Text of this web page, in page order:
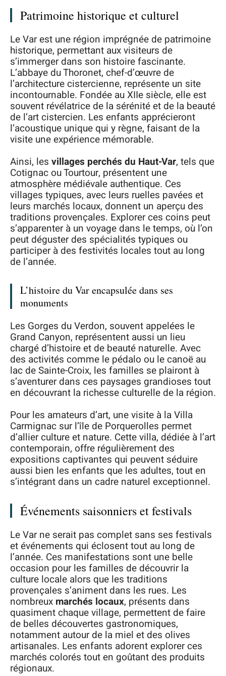
Patrimoine historique et culturel
Le Var est une région imprégnée de patrimoine
historique, permettant aux visiteurs de
s’immerger dans son histoire fascinante.
L’abbaye du Thoronet, chef-d’œuvre de
l’architecture cistercienne, représente un site
incontournable. Fondée au XIIe siècle, elle est
souvent révélatrice de la sérénité et de la beauté
de l’art cistercien. Les enfants apprécieront
l’acoustique unique qui y règne, faisant de la
visite une expérience mémorable.
Ainsi, les villages perchés du Haut-Var, tels que
Cotignac ou Tourtour, présentent une
atmosphère médiévale authentique. Ces
villages typiques, avec leurs ruelles pavées et
leurs marchés locaux, donnent un aperçu des
traditions provençales. Explorer ces coins peut
s’apparenter à un voyage dans le temps, où l’on
peut déguster des spécialités typiques ou
participer à des festivités locales tout au long
de l’année.
L’histoire du Var encapsulée dans ses
monuments
Les Gorges du Verdon, souvent appelées le
Grand Canyon, représentent aussi un lieu
chargé d’histoire et de beauté naturelle. Avec
des activités comme le pédalo ou le canoë au
lac de Sainte-Croix, les familles se plairont à
s’aventurer dans ces paysages grandioses tout
en découvrant la richesse culturelle de la région.
Pour les amateurs d’art, une visite à la Villa
Carmignac sur l’île de Porquerolles permet
d’allier culture et nature. Cette villa, dédiée à l’art
contemporain, offre régulièrement des
expositions captivantes qui peuvent séduire
aussi bien les enfants que les adultes, tout en
s’intégrant dans un cadre naturel exceptionnel.
Événements saisonniers et festivals
Le Var ne serait pas complet sans ses festivals
et événements qui éclosent tout au long de
l’année. Ces manifestations sont une belle
occasion pour les familles de découvrir la
culture locale alors que les traditions
provençales s’animent dans les rues. Les
nombreux marchés locaux, présents dans
quasiment chaque village, permettent de faire
de belles découvertes gastronomiques,
notamment autour de la miel et des olives
artisanales. Les enfants adorent explorer ces
marchés colorés tout en goûtant des produits
régionaux.